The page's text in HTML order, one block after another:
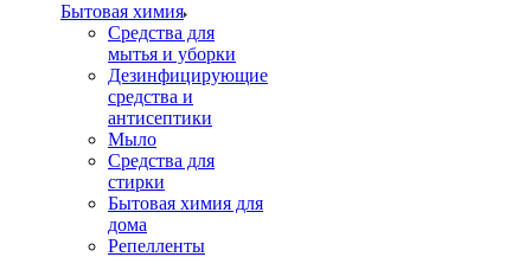
Бытовая химия
Средства для
мытья и уборки
Дезинфицирующие
средства и
антисептики
Мыло
Средства для
стирки
Бытовая химия для
дома
Репелленты